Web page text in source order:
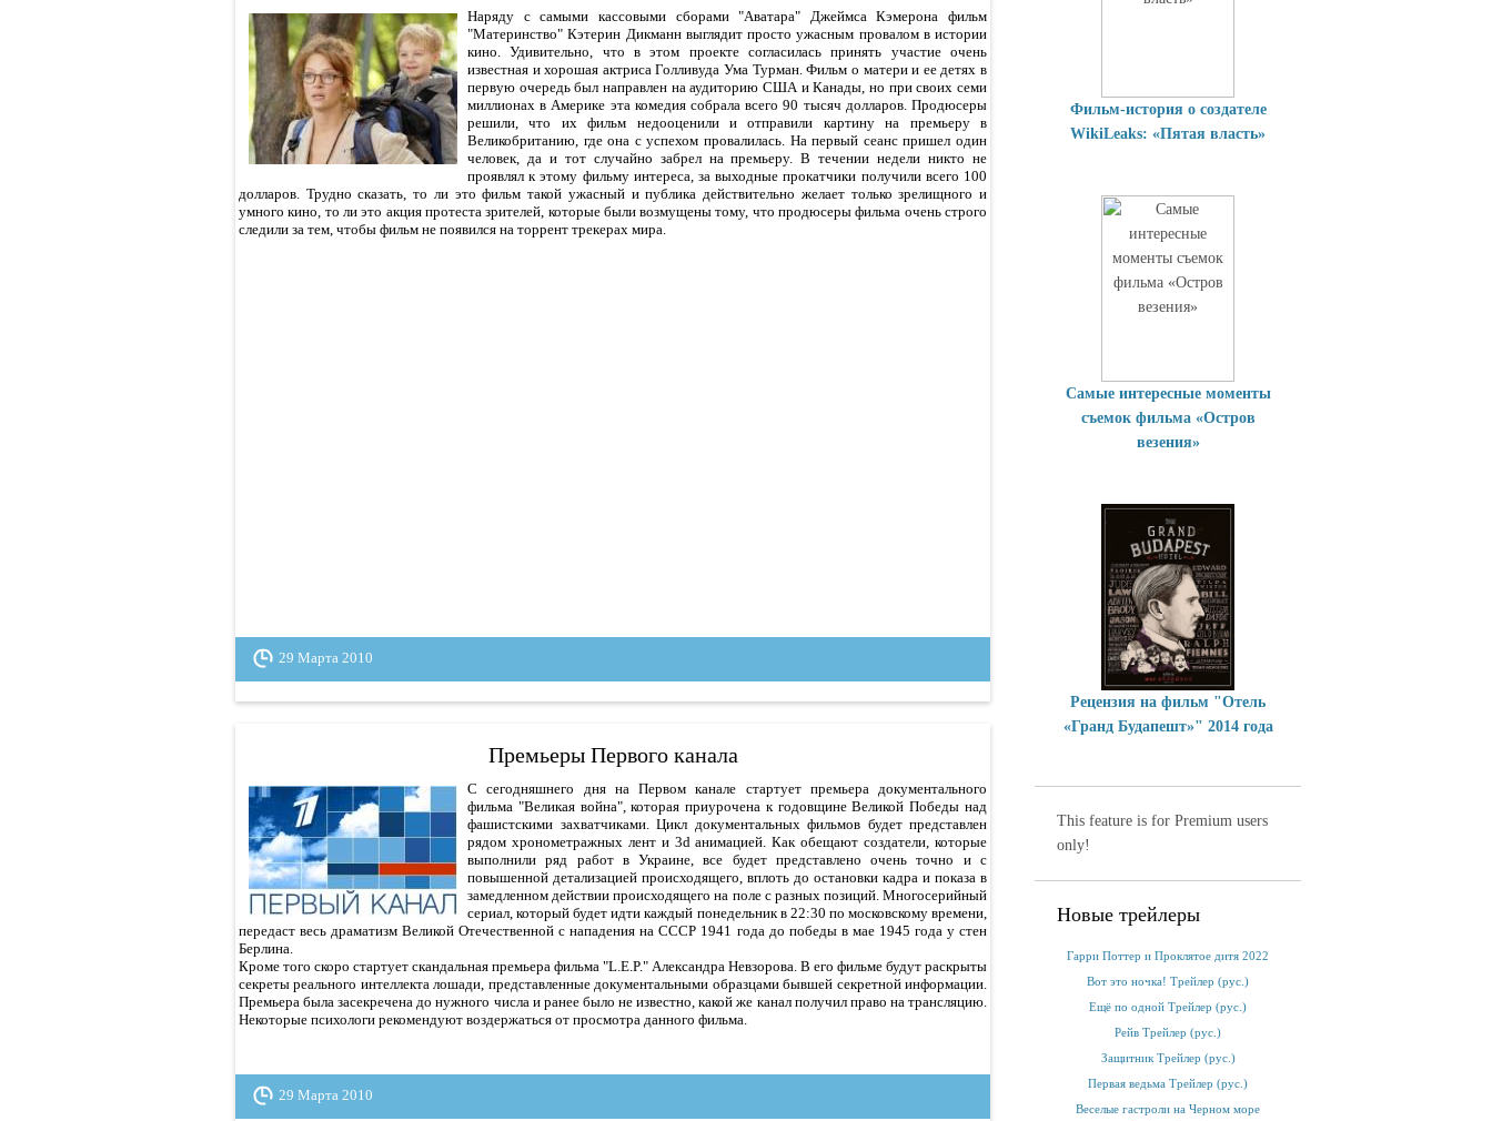
Наряду с самыми кассовыми сборами "Аватара" Джеймса Кэмерона фильм
"Материнство" Кэтерин Дикманн выглядит просто ужасным провалом в истории
кино. Удивительно, что в этом проекте согласилась принять участие очень
известная и хорошая актриса Голливуда Ума Турман. Фильм о матери и ее детях в
первую очередь был направлен на аудиторию США и Канады, но при своих семи
миллионах в Америке эта комедия собрала всего 90 тысяч долларов. Продюсеры
решили, что их фильм недооценили и отправили картину на премьеру в
Великобританию, где она с успехом провалилась. На первый сеанс пришел один
человек, да и тот случайно забрел на премьеру. В течении недели никто не
проявлял к этому фильму интереса, за выходные прокатчики получили всего 100
долларов. Трудно сказать, то ли это фильм такой ужасный и публика действительно желает только зрелищного и
умного кино, то ли это акция протеста зрителей, которые были возмущены тому, что продюсеры фильма очень строго
следили за тем, чтобы фильм не появился на торрент трекерах мира.
29 Марта 2010
Премьеры Первого канала
С сегодняшнего дня на Первом канале стартует премьера документального
фильма "Великая война", которая приурочена к годовщине Великой Победы над
фашистскими захватчиками. Цикл документальных фильмов будет представлен
рядом хронометражных лент и 3d анимацией. Как обещают создатели, которые
выполнили ряд работ в Украине, все будет представлено очень точно и с
повышенной детализацией происходящего, вплоть до остановки кадра и показа в
замедленном действии происходящего на поле с разных позиций. Многосерийный
сериал, который будет идти каждый понедельник в 22:30 по московскому времени,
передаст весь драматизм Великой Отечественной с нападения на СССР 1941 года до победы в мае 1945 года у стен
Берлина.
Кроме того скоро стартует скандальная премьера фильма "L.E.P." Александра Невзорова. В его фильме будут раскрыты
секреты реального интеллекта лошади, представленные документальными образцами бывшей секретной информации.
Премьера была засекречена до нужного числа и ранее было не известно, какой же канал получил право на трансляцию.
Некоторые психологи рекомендуют воздержаться от просмотра данного фильма.
29 Марта 2010
Фильм-история о создателе
WikiLeaks: «Пятая власть»
Самые интересные моменты
съемок фильма «Остров
везения»
Рецензия на фильм "Отель
«Гранд Будапешт»" 2014 года
This feature is for Premium users
only!
Новые трейлеры
Гарри Поттер и Проклятое дитя 2022
Вот это ночка! Трейлер (рус.)
Ещё по одной Трейлер (рус.)
Рейв Трейлер (рус.)
Защитник Трейлер (рус.)
Первая ведьма Трейлер (рус.)
Веселые гастроли на Черном море